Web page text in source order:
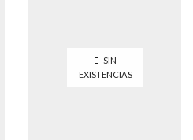
SIN
EXISTENCIAS